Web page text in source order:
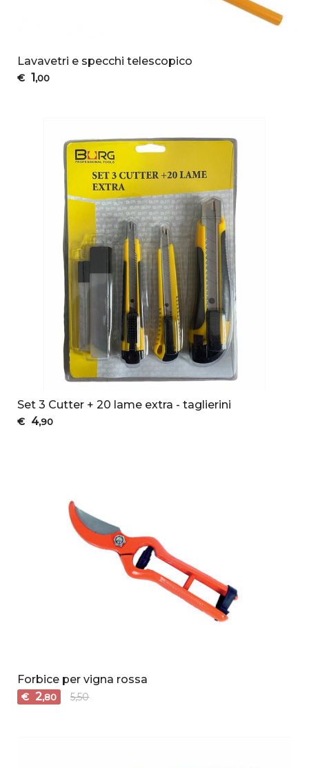
Lavavetri e specchi telescopico
€ 1 ,00
Set 3 Cutter + 20 lame extra - taglierini
€ 4,90
Forbice per vigna rossa
€ 2,80 5,50